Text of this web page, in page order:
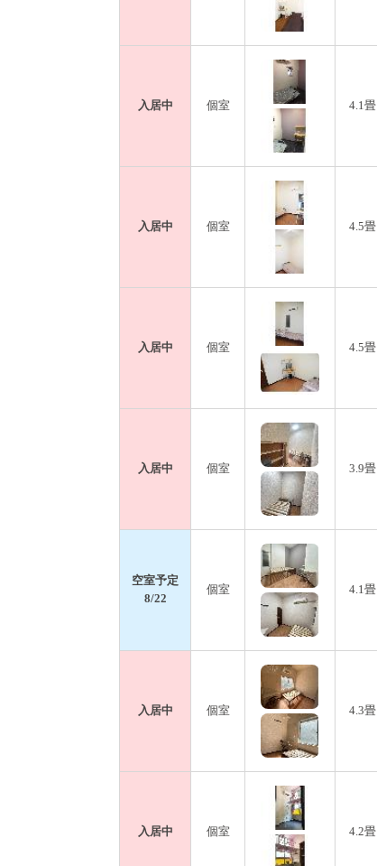
入居中 個室 4.1畳
入居中 個室 4.5畳
入居中 個室 4.5畳
入居中 個室 3.9畳
空室予定
8/22
個室 4.1畳
入居中 個室 4.3畳
入居中 個室 4.2畳